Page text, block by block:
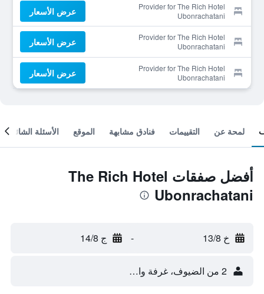
Provider for The Rich Hotel
Ubonrachatani
عرض الأسعار
Provider for The Rich Hotel
Ubonrachatani
عرض الأسعار
Provider for The Rich Hotel
Ubonrachatani
عرض الأسعار
لمحة عن التقييمات فنادق مشابهة الموقع الأسئلة الشائعة
أفضل صفقات The Rich Hotel
Ubonrachatani
خ 13/8 - ج 14/8
2 من الضيوف، غرفة واحدة